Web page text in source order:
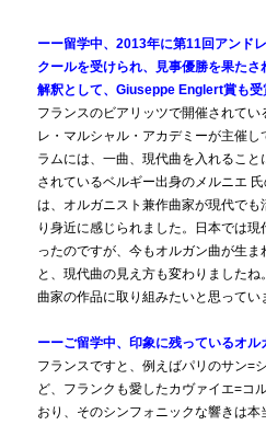
ーー留学中、2013年に第11回アンド
クールを受けられ、見事優勝を果た
解釈として、Giuseppe Englert賞も受
フランスのビアリッツで開催されて
レ・マルシャル・アカデミーが主催
ラムには、一曲、現代曲を入れるこ
されているベルギー出身のメルニエ
は、オルガニスト兼作曲家が現代で
り身近に感じられました。日本では
ったのですが、今もオルガン曲が生
と、現代曲の見え方も変わりました
曲家の作品に取り組みたいと思ってい
ーーご留学中、印象に残っているオル
フランスですと、例えばパリのサン=
ど、フランクも愛したカヴァイエ=コ
おり、そのシンフォニックな響きは